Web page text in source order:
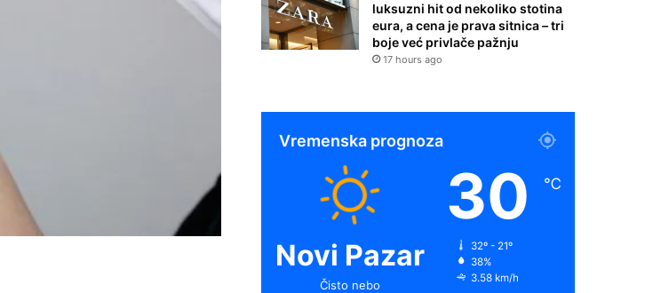
luksuzni hit od nekoliko stotina
eura, a cena je prava sitnica – tri
boje već privlače pažnju
17 hours ago
Vremenska prognoza
Novi Pazar
Čisto nebo
30 ℃
32º - 21º
38%
3.58 km/h